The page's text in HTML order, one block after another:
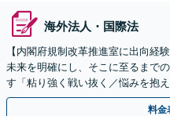
海外法人・国際法
【内閣府規制改革推進室に出向経
未来を明確にし、そこに至るまで
す「粘り強く戦い抜く／悩みを抱
るサポート」【電話・メール相談
料金